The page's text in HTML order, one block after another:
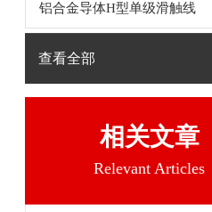
铝合金导体H型单级滑触线
查看全部
相关文章
Relevant Articles